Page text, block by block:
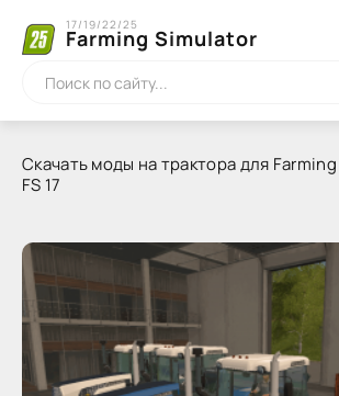
Farming Simulator
17/19/22/25
Скачать моды на трактора для
FS 17